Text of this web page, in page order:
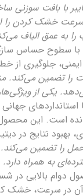
اصلی از الیاف
برابر وزن خود) است
عمق الیاف
حساس
جلوگیری
را تضمین
آبگیر58*78 ترتل اصلی
است. این
بهبود نتایج در
را تضمین می‌کند.
به همراه دارد.
دوام بالایی در